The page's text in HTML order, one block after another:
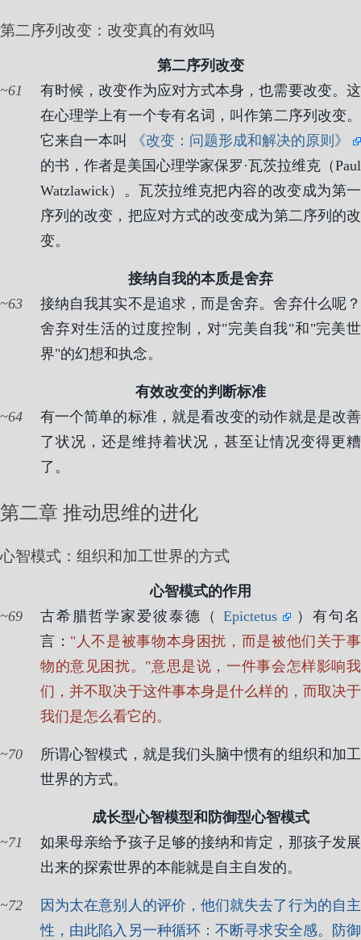
第二序列改变：改变真的有效吗
第二序列改变
61
有时候，改变作为应对方式本身，也需要改变。这
在心理学上有一个专有名词，叫作第二序列改变。
它来自一本叫
《改变：问题形成和解决的原则》
的书，作者是美国心理学家保罗·瓦茨拉维克（Paul
Watzlawick）。瓦茨拉维克把内容的改变成为第一
序列的改变，把应对方式的改变成为第二序列的改
变。
接纳自我的本质是舍弃
63
接纳自我其实不是追求，而是舍弃。舍弃什么呢？
舍弃对生活的过度控制，对"完美自我"和"完美世
界"的幻想和执念。
有效改变的判断标准
64
有一个简单的标准，就是看改变的动作就是是改善
了状况，还是维持着状况，甚至让情况变得更糟
了。
第二章 推动思维的进化
心智模式：组织和加工世界的方式
心智模式的作用
69
古希腊哲学家爱彼泰德（ Epictetus
）有句名
言： "人不是被事物本身困扰，而是被他们关于事
物的意见困扰。"意思是说，一件事会怎样影响我
们，并不取决于这件事本身是什么样的，而取决于
我们是怎么看它的。
70
所谓心智模式，就是我们头脑中惯有的组织和加工
世界的方式。
成长型心智模型和防御型心智模式
71
如果母亲给予孩子足够的接纳和肯定，那孩子发展
出来的探索世界的本能就是自主自发的。
72
因为太在意别人的评价，他们就失去了行为的自主
性，由此陷入另一种循环：不断寻求安全感。防御